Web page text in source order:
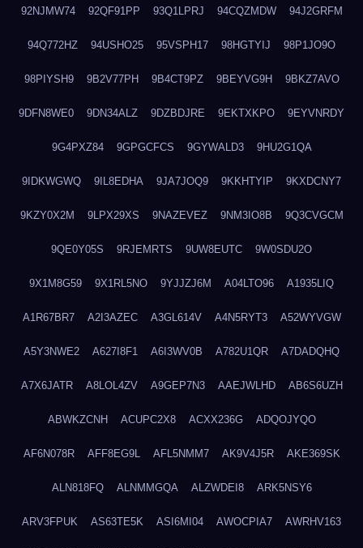
92NJMW74 92QF91PP 93Q1LPRJ 94CQZMDW 94J2GRFM
94Q772HZ 94USHO25 95VSPH17 98HGTYIJ 98P1JO9O
98PIYSH9 9B2V77PH 9B4CT9PZ 9BEYVG9H 9BKZ7AVO
9DFN8WE0 9DN34ALZ 9DZBDJRE 9EKTXKPO 9EYVNRDY
9G4PXZ84 9GPGCFCS 9GYWALD3 9HU2G1QA
9IDKWGWQ 9IL8EDHA 9JA7JOQ9 9KKHTYIP 9KXDCNY7
9KZY0X2M 9LPX29XS 9NAZEVEZ 9NM3IO8B 9Q3CVGCM
9QE0Y05S 9RJEMRTS 9UW8EUTC 9W0SDU2O
9X1M8G59 9X1RL5NO 9YJJZJ6M A04LTO96 A1935LIQ
A1R67BR7 A2I3AZEC A3GL614V A4N5RYT3 A52WYVGW
A5Y3NWE2 A627I8F1 A6I3WV0B A782U1QR A7DADQHQ
A7X6JATR A8LOL4ZV A9GEP7N3 AAEJWLHD AB6S6UZH
ABWKZCNH ACUPC2X8 ACXX236G ADQOJYQO
AF6N078R AFF8EG9L AFL5NMM7 AK9V4J5R AKE369SK
ALN818FQ ALNMMGQA ALZWDEI8 ARK5NSY6
ARV3FPUK AS63TE5K ASI6MI04 AWOCPIA7 AWRHV163